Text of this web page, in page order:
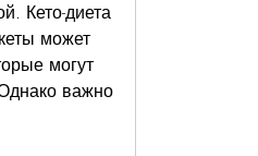
может
могут
важно